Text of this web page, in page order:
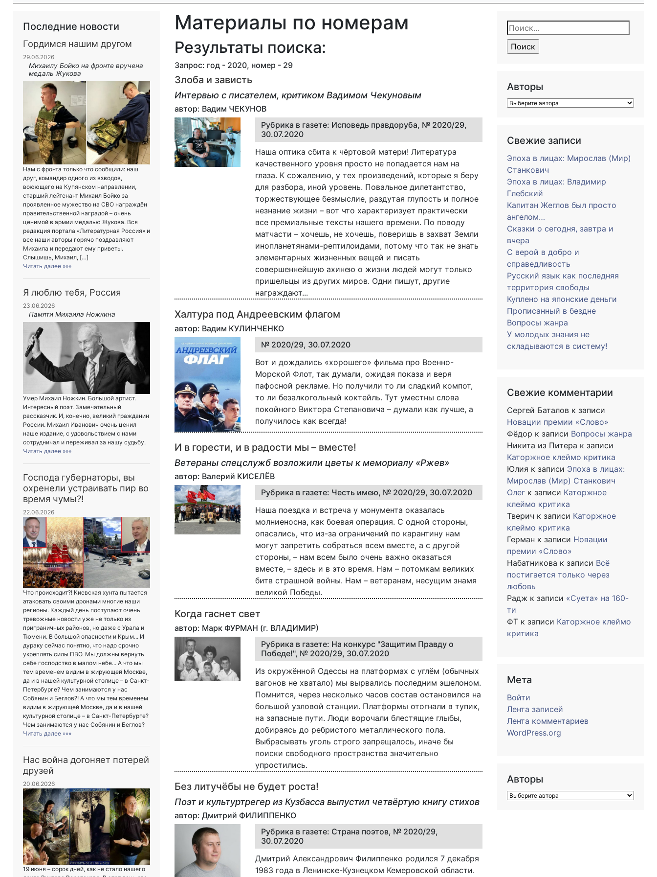
Последние новости
Гордимся нашим другом
29.06.2026
Михаилу Бойко на фронте вручена
медаль Жукова
Нам с фронта только что сообщили: наш
друг, командир одного из взводов,
воюющего на Купянском направлении,
старший лейтенант Михаил Бойко за
проявленное мужество на СВО награждён
правительственной наградой – очень
ценимой в армии медалью Жукова. Вся
редакция портала «Литературная Россия» и
все наши авторы горячо поздравляют
Михаила и передают ему приветы.
Слышишь, Михаил, […]
Читать далее »»»
Я люблю тебя, Россия
23.06.2026
Памяти Михаила Ножкина
Умер Михаил Ножкин. Большой артист.
Интересный поэт. Замечательный
рассказчик. И, конечно, великий гражданин
России. Михаил Иванович очень ценил
наше издание, с удовольствием с нами
сотрудничал и переживал за нашу судьбу.
Читать далее »»»
Господа губернаторы, вы
охренели устраивать пир во
время чумы?!
22.06.2026
Что происходит?! Киевская хунта пытается
атаковать своими дронами многие наши
регионы. Каждый день поступают очень
тревожные новости уже не только из
приграничных районов, но даже с Урала и
Тюмени. В большой опасности и Крым... И
дураку сейчас понятно, что надо срочно
укреплять силы ПВО. Мы должны вернуть
себе господство в малом небе... А что мы
тем временем видим в жирующей Москве,
да и в нашей культурной столице – в Санкт-
Петербурге? Чем занимаются у нас
Собянин и Беглов?! А что мы тем временем
видим в жирующей Москве, да и в нашей
культурной столице – в Санкт-Петербурге?
Чем занимаются у нас Собянин и Беглов?
Читать далее »»»
Нас война догоняет потерей
друзей
20.06.2026
19 июня – сорок дней, как не стало нашего
Материалы по номерам
Результаты поиска:
Запрос: год - 2020, номер - 29
Злоба и зависть
Интервью с писателем, критиком Вадимом Чекуновым
автор: Вадим ЧЕКУНОВ
Рубрика в газете: Исповедь правдоруба, № 2020/29,
30.07.2020
Наша оптика сбита к чёртовой матери! Литература
качественного уровня просто не попадается нам на
глаза. К сожалению, у тех произведений, которые я беру
для разбора, иной уровень. Повальное дилетантство,
торжествующее безмыслие, раздутая глупость и полное
незнание жизни – вот что характеризует практически
все премиальные тексты нашего времени. По поводу
матчасти – хочешь, не хочешь, поверишь в захват Земли
инопланетянами-рептилоидами, потому что так не знать
элементарных жизненных вещей и писать
совершеннейшую ахинею о жизни людей могут только
пришельцы из других миров. Одни пишут, другие
награждают...
Халтура под Андреевским флагом
автор: Вадим КУЛИНЧЕНКО
№ 2020/29, 30.07.2020
Вот и дождались «хорошего» фильма про Военно-
Морской Флот, так думали, ожидая показа и веря
пафосной рекламе. Но получили то ли сладкий компот,
то ли безалкогольный коктейль. Тут уместны слова
покойного Виктора Степановича – думали как лучше, а
получилось как всегда!
И в горести, и в радости мы – вместе!
Ветераны спецслужб возложили цветы к мемориалу «Ржев»
автор: Валерий КИСЕЛЁВ
Рубрика в газете: Честь имею, № 2020/29, 30.07.2020
Наша поездка и встреча у монумента оказалась
молниеносна, как боевая операция. С одной стороны,
опасались, что из-за ограничений по карантину нам
могут запретить собраться всем вместе, а с другой
стороны, – нам всем было очень важно оказаться
вместе, – здесь и в это время. Нам – потомкам великих
битв страшной войны. Нам – ветеранам, несущим знамя
великой Победы.
Когда гаснет свет
автор: Марк ФУРМАН (г. ВЛАДИМИР)
Рубрика в газете: На конкурс "Защитим Правду о
Победе!", № 2020/29, 30.07.2020
Из окружённой Одессы на платформах с углём (обычных
вагонов не хватало) мы вырвались последним эшелоном.
Помнится, через несколько часов состав остановился на
большой узловой станции. Платформы отогнали в тупик,
на запасные пути. Люди ворочали блестящие глыбы,
добираясь до ребристого металлического пола.
Выбрасывать уголь строго запрещалось, иначе бы
поиски свободного пространства значительно
упростились.
Без литучёбы не будет роста!
Поэт и культуртрегер из Кузбасса выпустил четвёртую книгу стихов
автор: Дмитрий ФИЛИППЕНКО
Рубрика в газете: Страна поэтов, № 2020/29,
30.07.2020
Дмитрий Александрович Филиппенко родился 7 декабря
1983 года в Ленинске-Кузнецком Кемеровской области.
Найти:
Авторы
Свежие записи
Эпоха в лицах: Мирослав (Мир)
Станкович
Эпоха в лицах: Владимир
Глебский
Капитан Жеглов был просто
ангелом…
Сказки о сегодня, завтра и
вчера
С верой в добро и
справедливость
Русский язык как последняя
территория свободы
Куплено на японские деньги
Прописанный в бездне
Вопросы жанра
У молодых знания не
складываются в систему!
Свежие комментарии
Сергей Баталов к записи
Новации премии «Слово»
Фёдор к записи Вопросы жанра
Никита из Питера к записи
Каторжное клеймо критика
Юлия к записи Эпоха в лицах:
Мирослав (Мир) Станкович
Олег к записи Каторжное
клеймо критика
Тверич к записи Каторжное
клеймо критика
Герман к записи Новации
премии «Слово»
Набатникова к записи Всё
постигается только через
любовь
Радж к записи «Суета» на 160-
ти
ФТ к записи Каторжное клеймо
критика
Мета
Войти
Лента записей
Лента комментариев
WordPress.org
Авторы